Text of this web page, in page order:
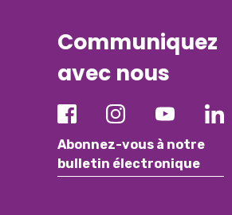
Communiquez
avec nous
Abonnez-vous à notre
bulletin électronique